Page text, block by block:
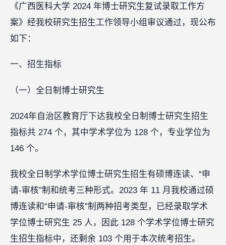
《广西医科大学 2024 年博士研究生复试录取工作方
案》经我校研究生招生工作领导小组审议通过，现公布
如下：
一、招生指标
（一）全日制博士研究生
2024年自治区教育厅下达我校全日制博士研究生招生
指标共 274 个，其中学术学位为 128 个，专业学位为
146 个。
我校全日制学术学位博士研究生招生有硕博连读、“申
请-审核”制和统考三种形式。2023 年 11 月我校通过硕
博连读和“申请-审核”制两种招考类型，已经录取学术
学位博士研究生 25 人，因此 128 个学术学位博士研究
生招生指标中，还剩余 103 个用于本次统考招生。